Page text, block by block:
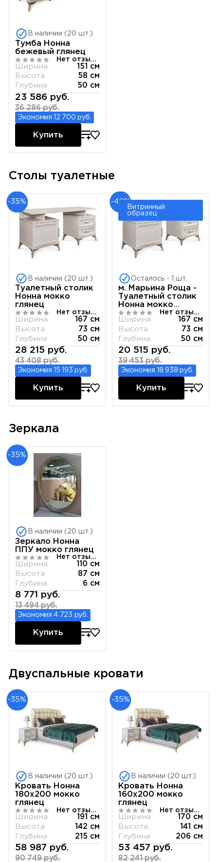
В наличии (20 шт.)
Тумба Нонна
бежевый глянец
Нет отзывов
Ширина
151 см
Высота
58 см
Глубина
50 см
23 586 руб.
36 286 руб.
Экономия 12 700 руб.
Купить
Столы туалетные
-35%
В наличии (20 шт.)
Туалетный столик
Нонна мокко
глянец
Нет отзывов
Ширина
167 см
Высота
73 см
Глубина
50 см
28 215 руб.
43 408 руб.
Экономия 15 193 руб.
Купить
-48%
Витринный
образец
Осталось - 1 шт.
м. Марьина Роща -
Туалетный столик
Нонна мокко
глянец
Нет отзывов
Ширина
167 см
Высота
73 см
Глубина
50 см
20 515 руб.
39 453 руб.
Экономия 18 938 руб.
Купить
Зеркала
-35%
В наличии (20 шт.)
Зеркало Нонна
ППУ мокко глянец
Нет отзывов
Ширина
110 см
Высота
87 см
Глубина
6 см
8 771 руб.
13 494 руб.
Экономия 4 723 руб.
Купить
Двуспальные кровати
-35%
В наличии (20 шт.)
Кровать Нонна
180х200 мокко
глянец
Нет отзывов
Ширина
191 см
Высота
142 см
Глубина
215 см
58 987 руб.
90 749 руб.
-35%
В наличии (20 шт.)
Кровать Нонна
160х200 мокко
глянец
Нет отзывов
Ширина
170 см
Высота
141 см
Глубина
206 см
53 457 руб.
82 241 руб.